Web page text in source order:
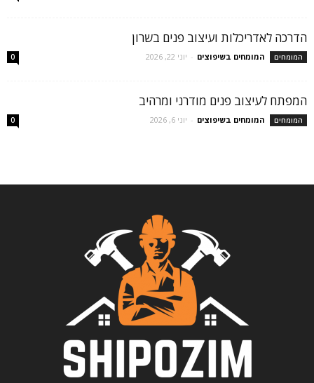
הדרכה לאדריכלות ועיצוב פנים בשרון
המומחים המומחים בשיפוצים - יוני 22, 2026 0
המפתח לעיצוב פנים מודרני ומרהיב
המומחים המומחים בשיפוצים - יוני 6, 2026 0